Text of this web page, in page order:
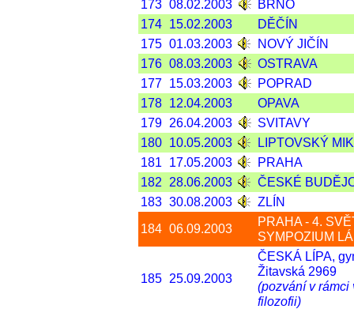
173 08.02.2003
BRNO
174 15.02.2003
DĚČÍN
175 01.03.2003
NOVÝ JIČÍN
176 08.03.2003
OSTRAVA
177 15.03.2003
POPRAD
178 12.04.2003
OPAVA
179 26.04.2003
SVITAVY
180 10.05.2003
LIPTOVSKÝ
181
17.05.2003
PRAHA
182
28.06.2003
ČESKÉ
183 30.08.2003
ZLÍN
184 06.09.2003
PRAHA - 4.
SYMPOZIUM
185 25.09.2003
ČESKÁ LÍPA,
Žitavská 2969
(pozvání v rámci
filozofii)